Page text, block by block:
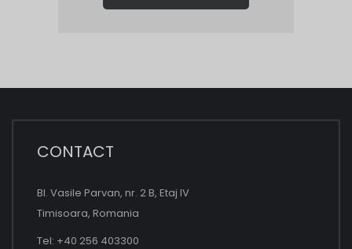
CONTACT
Bl. Vasile Parvan, nr. 2 B, Etaj IV
Timisoara, Romania
Tel: +40 256 403300